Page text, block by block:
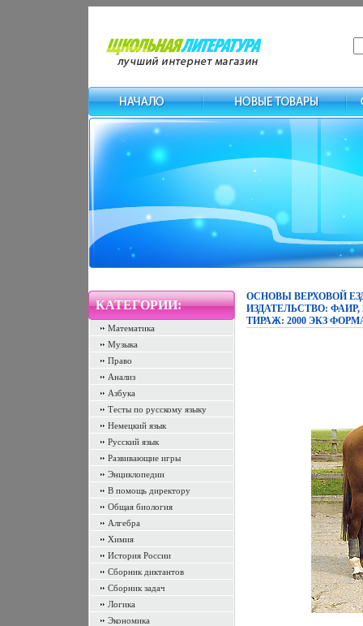
КАТЕГОРИИ:
Математика
Музыка
Право
Анализ
Азбука
Тесты по русскому языку
Немецкий язык
Русский язык
Развивающие игры
Энциклопедии
В помощь директору
Общая биология
Алгебра
Химия
История России
Сборник диктантов
Сборник задач
Логика
Экономика
ОСНОВЫ ВЕРХОВОЙ
ИЗДАТЕЛЬСТВО: ФАИР,
ТИРАЖ: 2000 ЭКЗ